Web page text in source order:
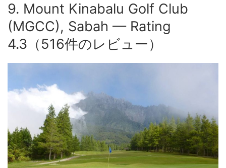
9. Mount Kinabalu Golf Club
(MGCC), Sabah — Rating
4.3（516件のレビュー）